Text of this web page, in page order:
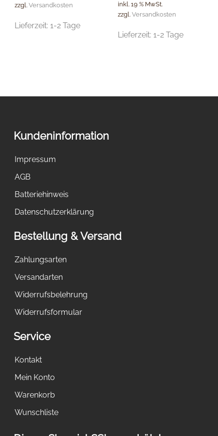
zzgl. Versandkosten
Lieferzeit: 1-2 Tage
inkl. 19 % MwSt.
zzgl.Versandkosten
Lieferzeit:1-2 Tage
Kundeninformation
Impressum
AGB
Batteriehinweis
Datenschutzerklärung
Bestellung & Versand
Zahlungsarten
Versandarten
Widerrufsbelehrung
Widerrufsformular
Service
Kontakt
Mein Konto
Warenkorb
Wunschliste